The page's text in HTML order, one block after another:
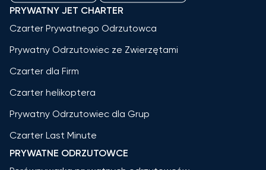
PRYWATNY JET CHARTER
Czarter Prywatnego Odrzutowca
Prywatny Odrzutowiec ze Zwierzętami
Czarter dla Firm
Czarter helikoptera
Prywatny Odrzutowiec dla Grup
Czarter Last Minute
PRYWATNE ODRZUTOWCE